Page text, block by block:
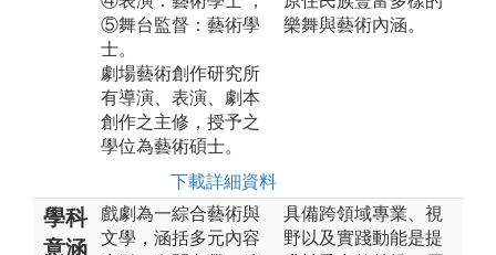
⑤舞台監督：藝術學
士。
劇場藝術創作研究所
有導演、表演、劇本
創作之主修，授予之
學位為藝術碩士。
下載詳細資料
樂舞與藝術內涵。
學科
意涵
戲劇為一綜合藝術與
文學，涵括多元內容
具備跨領域專業、視
野以及實踐動能是提